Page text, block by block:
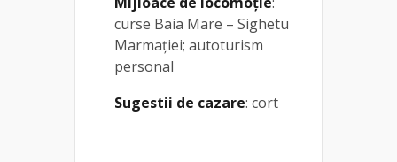
curse Baia Mare – Sighetu
Marmației; autoturism
personal
Sugestii de cazare: cort